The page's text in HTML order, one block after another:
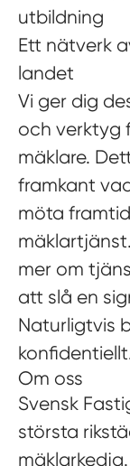
utbildning
Ett nätverk
landet
Vi ger dig
och verktyg
mäklare.
framkant
möta
mer om
att slå en
Naturligtvis
Om oss
Svensk
största